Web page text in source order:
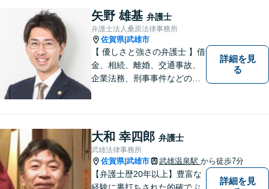
ど、相談しやすい環境完備◎
地域の皆様のために活動する
弁護士。【駐車場あり】
矢野 雄基 弁護士
弁護士法人桑原法律事務所
佐賀県|武雄市
【 優しさと強さの弁護士 】借
金、相続、離婚、交通事故、
企業法務、刑事事件などのご
チーム体制による迅速で最適
なリーガルサービスを提供い
たします。
詳細を見
る
大和 幸四郎 弁護士
武雄法律事務所
佐賀県|武雄市 武雄温泉駅 から徒歩7分
【弁護士歴20年以上】豊富な
経験に裏打ちされた的確でぶ
詳細を見